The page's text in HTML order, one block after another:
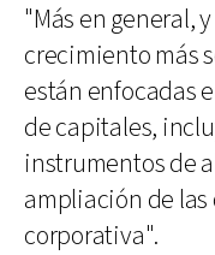
"Más en general,
crecimiento más
están enfocadas
de capitales,
instrumentos de
ampliación de
corporativa".